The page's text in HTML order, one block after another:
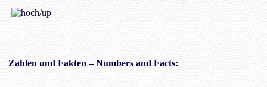
Zahlen und Fakten – Numbers and Facts: